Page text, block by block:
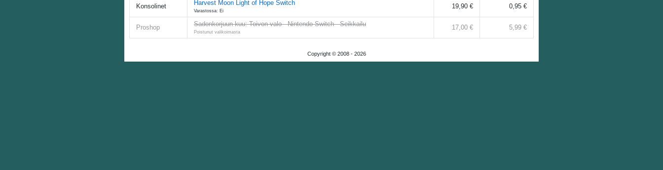
Konsolinet Harvest Moon Light of Hope Switch
Varastossa: Ei
19,90 € 0,95 €
Proshop Sadonkorjuun kuu: Toivon valo - Nintendo Switch - Seikkailu
Poistunut valikoimasta
17,00 € 5,99 €
Copyright © 2008 - 2026